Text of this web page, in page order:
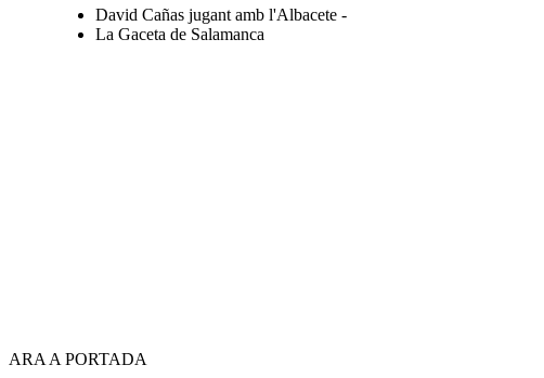
David Cañas jugant amb l'Albacete -
La Gaceta de Salamanca
ARA A PORTADA